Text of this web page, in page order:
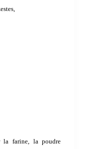
la farine, la poudre